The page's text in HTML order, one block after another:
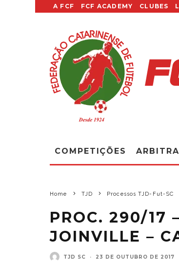
A FCF FCF ACADEMY CLUBES
COMPETIÇÕES
Home TJD Processos TJD-Fut-SC
PROC. 290/17
JOINVILLE –
TJD SC · 23 DE OUTUBRO DE 2017